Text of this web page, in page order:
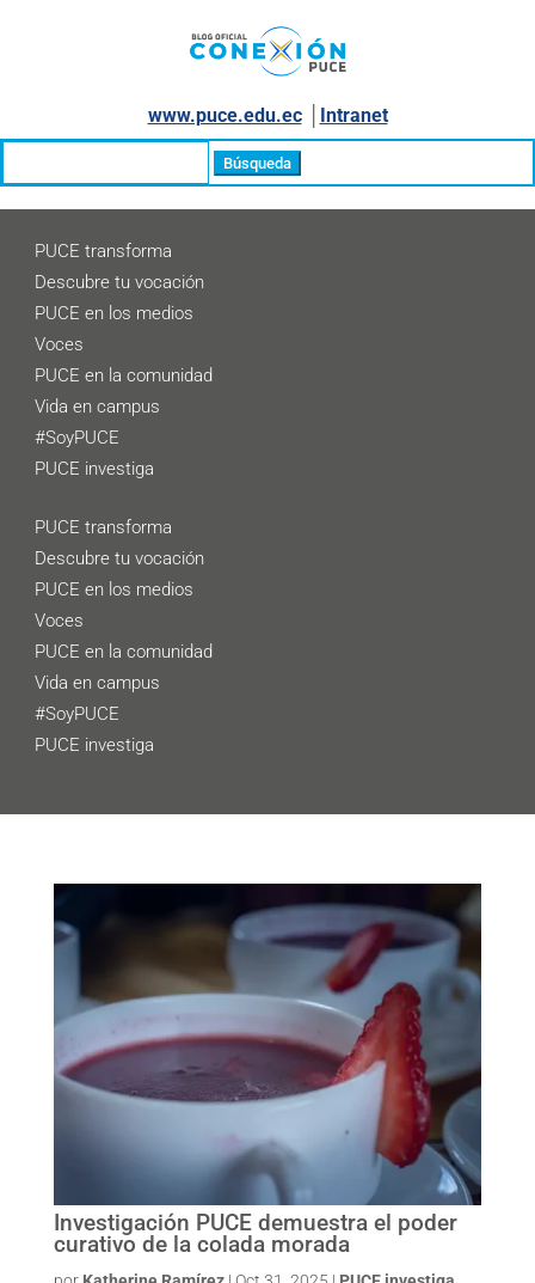
www.puce.edu.ec│ Intranet
PUCE transforma
Descubre tu vocación
PUCE en los medios
Voces
PUCE en la comunidad
Vida en campus
#SoyPUCE
PUCE investiga
PUCE transforma
Descubre tu vocación
PUCE en los medios
Voces
PUCE en la comunidad
Vida en campus
#SoyPUCE
PUCE investiga
Investigación PUCE demuestra el poder
curativo de la colada morada